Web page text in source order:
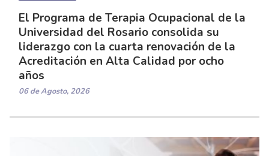
El Programa de Terapia Ocupacional de la
Universidad del Rosario consolida su
liderazgo con la cuarta renovación de la
Acreditación en Alta Calidad por ocho
años
06 de Agosto, 2026